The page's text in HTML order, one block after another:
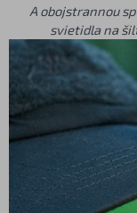
A obojstrannou
svietidla na